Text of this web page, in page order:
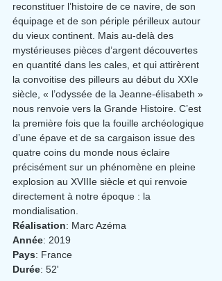
reconstituer l’histoire de ce navire, de son
équipage et de son périple périlleux autour
du vieux continent. Mais au-delà des
mystérieuses pièces d’argent découvertes
en quantité dans les cales, et qui attirèrent
la convoitise des pilleurs au début du XXIe
siècle, « l’odyssée de la Jeanne-élisabeth »
nous renvoie vers la Grande Histoire. C’est
la première fois que la fouille archéologique
d’une épave et de sa cargaison issue des
quatre coins du monde nous éclaire
précisément sur un phénomène en pleine
explosion au XVIIIe siècle et qui renvoie
directement à notre époque : la
mondialisation.
Réalisation: Marc Azéma
Année: 2019
Pays: France
Durée: 52'